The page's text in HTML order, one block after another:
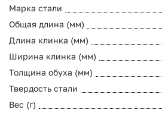
Марка стали
Общая длина (мм)
Длина клинка (мм)
Ширина клинка (мм)
Толщина обуха (мм)
Твердость стали
Вес (г)